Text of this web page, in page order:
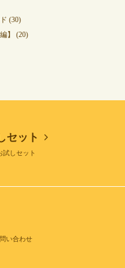
(30)
】
(20)
セット
試しセット
い合わせ